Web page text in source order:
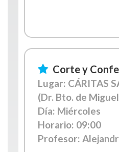
Corte y
Lugar: CÁRITAS
(Dr. Bto. de
Día: Miércoles
Horario: 09:00
Profesor: